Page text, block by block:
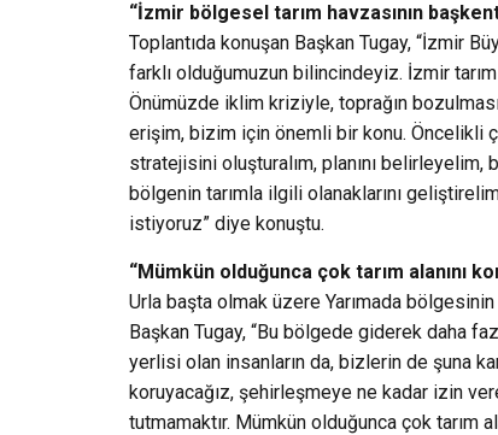
“İzmir bölgesel tarım havzasının
Toplantıda konuşan Başkan Tugay, “İzmir
farklı olduğumuzun bilincindeyiz. İzmir
Önümüzde iklim kriziyle, toprağın
erişim, bizim için önemli bir konu. Öncelikli
stratejisini oluşturalım, planını
bölgenin tarımla ilgili olanaklarını
istiyoruz” diye konuştu.
“Mümkün olduğunca çok tarım alanını
Urla başta olmak üzere Yarımada
Başkan Tugay, “Bu bölgede giderek daha
yerlisi olan insanların da, bizlerin de şuna
koruyacağız, şehirleşmeye ne kadar izin
tutmamaktır. Mümkün olduğunca çok tarım